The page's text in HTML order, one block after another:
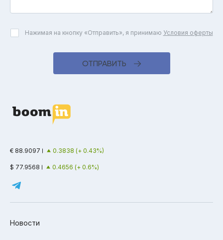
Нажимая на кнопку «Отправить», я принимаю Условия оферты
ОТПРАВИТЬ
€ 88.9097 0.3838 (+ 0.43%)
$ 77.9568 0.4656 (+ 0.6%)
Новости